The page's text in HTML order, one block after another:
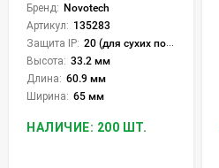
Бренд: Novotech
Артикул: 135283
Защита IP: 20 (для сухих пом.)
Высота: 33.2 мм
Длина: 60.9 мм
Ширина: 65 мм
НАЛИЧИЕ: 200 ШТ.